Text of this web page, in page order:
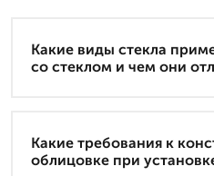
Какие виды стекла
со стеклом и чем они
Какие требования к
облицовке при